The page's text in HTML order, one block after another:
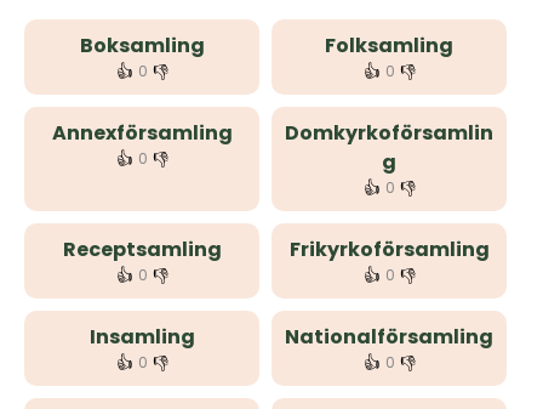
Boksamling
👍 0 👎
Folksamling
👍 0 👎
Annexförsamling
👍 0 👎
Domkyrkoförsamlin
g
👍 0 👎
Receptsamling
👍 0 👎
Frikyrkoförsamling
👍 0 👎
Insamling
👍 0 👎
Nationalförsamling
👍 0 👎